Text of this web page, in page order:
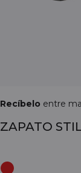
Recíbelo entre
ZAPATO